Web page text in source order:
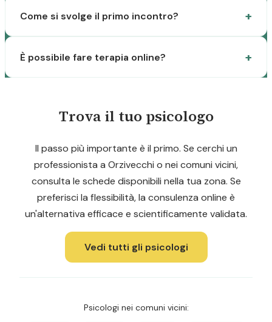
Come si svolge il primo incontro?
È possibile fare terapia online?
Trova il tuo psicologo
Il passo più importante è il primo. Se cerchi un
professionista a Orzivecchi o nei comuni vicini,
consulta le schede disponibili nella tua zona. Se
preferisci la flessibilità, la consulenza online è
un'alternativa efficace e scientificamente validata.
Vedi tutti gli psicologi
Psicologi nei comuni vicini: